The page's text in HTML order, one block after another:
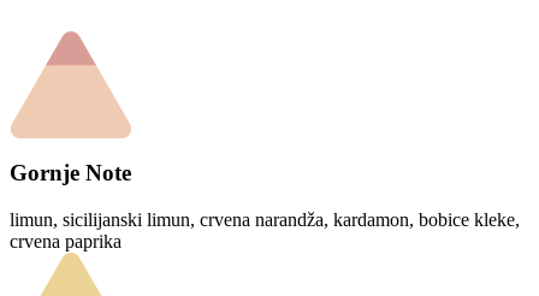
Gornje Note
limun, sicilijanski limun, crvena narandža, kardamon, bobice kleke,
crvena paprika